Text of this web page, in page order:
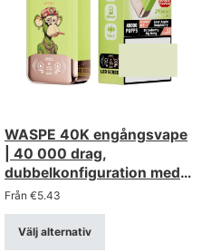
WASPE 40K engångsvape
| 40 000 drag,
dubbelkonfiguration med
dubbla mesh-element
Från €5.43
Välj alternativ